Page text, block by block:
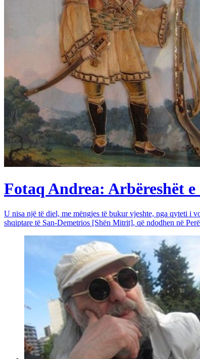
Fotaq Andrea: Arbëreshët
U nisa një të diel, me mëngjes të bukur vjeshte, nga qyteti i
shqiptare të San-Demetrios [Shën Mitrit], që ndodhen në